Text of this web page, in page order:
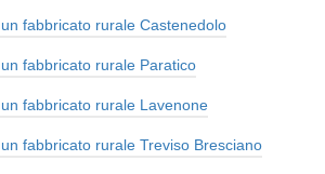
fabbricato rurale Castenedolo
fabbricato rurale Paratico
fabbricato rurale Lavenone
fabbricato rurale Treviso Bresciano